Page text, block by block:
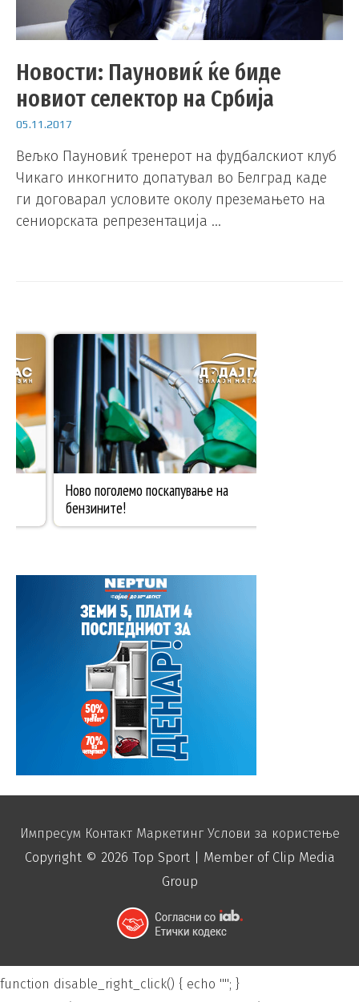
Новости: Пауновиќ ќе биде
новиот селектор на Србија
05.11.2017
Вељко Пауновиќ тренерот на фудбалскиот клуб
Чикаго инкогнито допатувал во Белград каде
ги договарал условите околу преземањето на
сениорската репрезентација …
Импресум Контакт Маркетинг Услови за користење
Copyright © 2026 Top Sport| Member of Clip Media
Group
function disable_right_click() { echo ""; }